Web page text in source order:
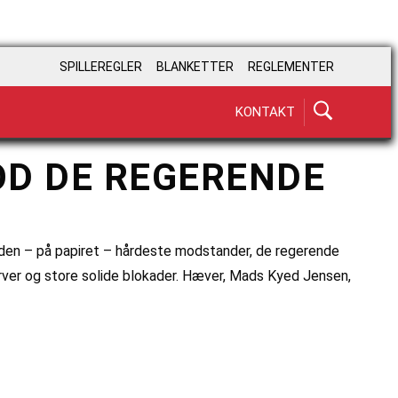
SPILLEREGLER BLANKETTER REGLEMENTER
KONTAKT
DE REGERENDE
– på papiret – hårdeste modstander, de regerende
og store solide blokader. Hæver, Mads Kyed Jensen,